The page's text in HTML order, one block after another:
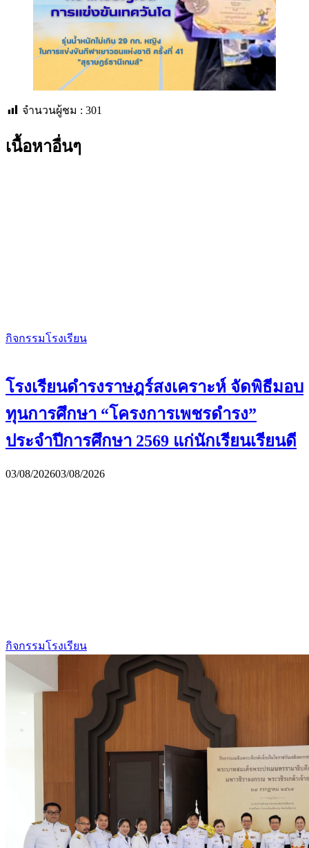
จำนวนผู้ชม : 301
เนื้อหาอื่นๆ
กิจกรรมโรงเรียน
โรงเรียนดำรงราษฎร์สงเคราะห์ จัดพิธีมอบ
ทุนการศึกษา “โครงการเพชรดำรง”
ประจำปีการศึกษา 2569 แก่นักเรียนเรียนดี
03/08/202603/08/2026
กิจกรรมโรงเรียน